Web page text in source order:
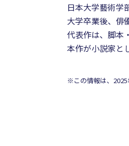
日本大学藝術学
大学卒業後、俳
代表作は、脚本
本作が小説家と
※この情報は、2025